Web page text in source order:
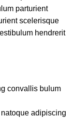
parturient
scelerisque
hendrerit
convallis bulum
adipiscing